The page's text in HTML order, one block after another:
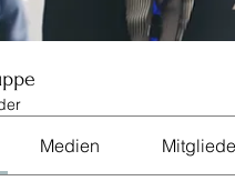
Medien